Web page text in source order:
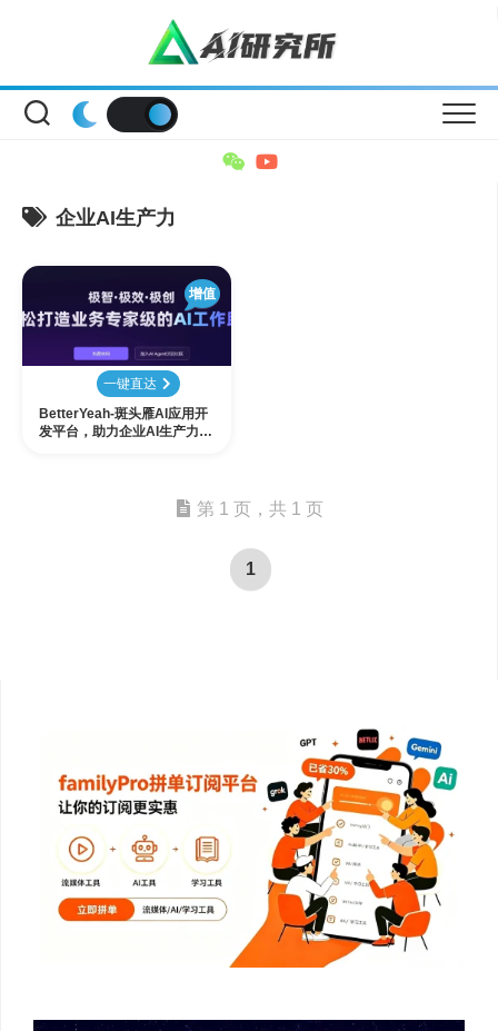
企业AI生产力
增值
一键直达
BetterYeah-斑头雁AI应用开
发平台，助力企业AI生产力革
第 1 页，共 1 页
1